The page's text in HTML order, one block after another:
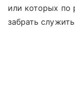
или которых по
забрать